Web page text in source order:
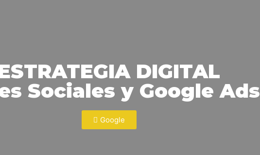
DIGITAL
Sociales y Google Ads
Google